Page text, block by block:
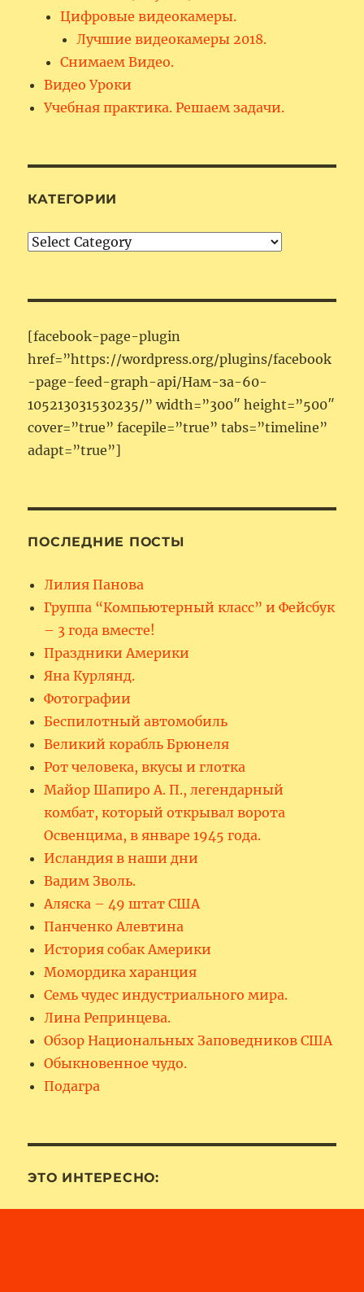
Цифровые видеокамеры.
Лучшие видеокамеры 2018.
Снимаем Видео.
Видео Уроки
Учебная практика. Решаем задачи.
КАТЕГОРИИ
Категории
[facebook-page-plugin
href=”https://wordpress.org/plugins/facebook
-page-feed-graph-api/Нам-за-60-
105213031530235/” width=”300″ height=”500″
cover=”true” facepile=”true” tabs=”timeline”
adapt=”true”]
ПОСЛЕДНИЕ ПОСТЫ
Лилия Панова
Группа “Компьютерный класс” и Фейсбук
– 3 года вместе!
Праздники Америки
Яна Курлянд.
Фотографии
Беспилотный автомобиль
Великий корабль Брюнеля
Рот человека, вкусы и глотка
Майор Шапиро А. П., легендарный
комбат, который открывал ворота
Освенцима, в январе 1945 года.
Исландия в наши дни
Вадим Зволь.
Аляска – 49 штат США
Панченко Алевтина
История собак Америки
Момордика харанция
Семь чудес индустриального мира.
Лина Репринцева.
Обзор Национальных Заповедников США
Обыкновенное чудо.
Подагра
ЭТО ИНТЕРЕСНО: